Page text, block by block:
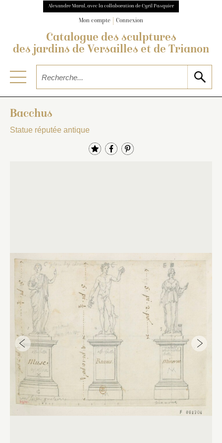
Alexandre Maral, avec la collaboration de Cyril Pasquier
Mon compte Connexion
Catalogue des sculptures
des jardins de Versailles et de Trianon
Bacchus
Statue réputée antique